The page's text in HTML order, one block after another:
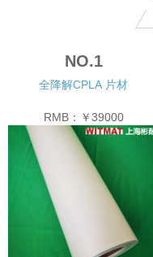
NO.1
全降解CPLA 片材
RMB： ￥39000